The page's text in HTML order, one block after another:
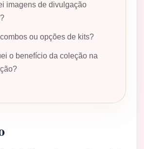
imagens de divulgação
ou opções de kits?
o benefício da coleção na